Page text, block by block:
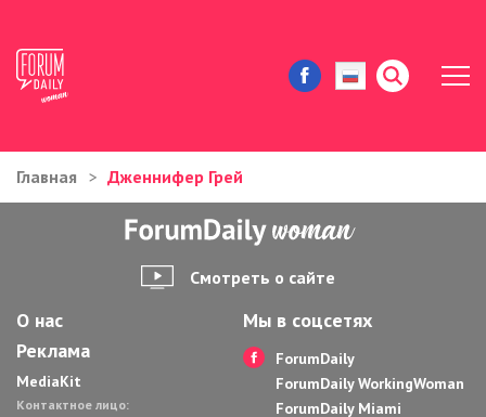
ЖИЗНЬ И ИСТОРИИ
ИММИГРАЦИЯ В США
АВТОРСКИЕ КОЛОНКИ
ЗДОРОВЬЕ И КРАСОТА
Главная Дженнифер Грей
Смотреть о сайте
О нас
Реклама
MediaKit
Контактное лицо:
Мы в соцсетях
ForumDaily
ForumDaily WorkingWoman
ForumDaily Miami